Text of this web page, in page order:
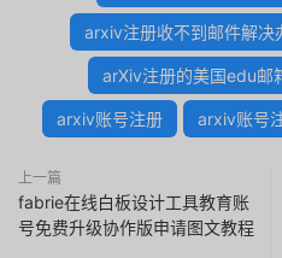
arxiv注册收不到邮件解决
arXiv注册的美国edu邮
arxiv账号注册 arxiv账号
上一篇
fabrie在线白板设计工具教育账
号免费升级协作版申请图文教程